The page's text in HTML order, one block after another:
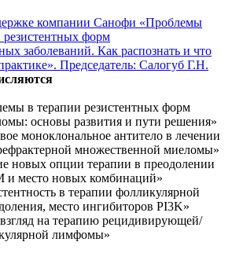
компании Санофи «Проблемы
форм
заболеваний. Как распознать и что
Председатель: Салогуб Г.Н.
в терапии резистентных форм
основы развития и пути решения»
моноклональное антитело в лечении
множественной миеломы»
новых опции терапии в преодолении
и место новых комбинаций»
в терапии фолликулярной
место ингибиторов PI3K»
на терапию рецидивирующей/
лимфомы»